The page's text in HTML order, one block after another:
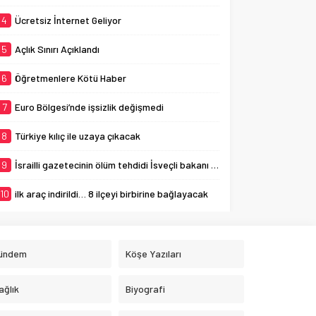
4 Ücretsiz İnternet Geliyor
5 Açlık Sınırı Açıklandı
6 Öğretmenlere Kötü Haber
7 Euro Bölgesi’nde işsizlik değişmedi
8 Türkiye kılıç ile uzaya çıkacak
9 İsrailli gazetecinin ölüm tehdidi İsveçli bakanı ağlattı
10 ilk araç indirildi… 8 ilçeyi birbirine bağlayacak
Köşe Yazıları
Biyografi